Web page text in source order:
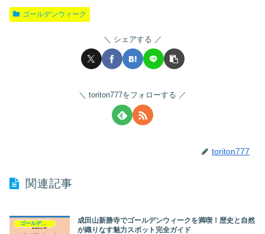
ゴールデンウィーク
シェアする
toriton777をフォローする
toriton777
関連記事
ゴールデンウィーク
成田山新勝寺でゴールデンウィークを満喫！歴史と自然
が織りなす魅力スポット完全ガイド